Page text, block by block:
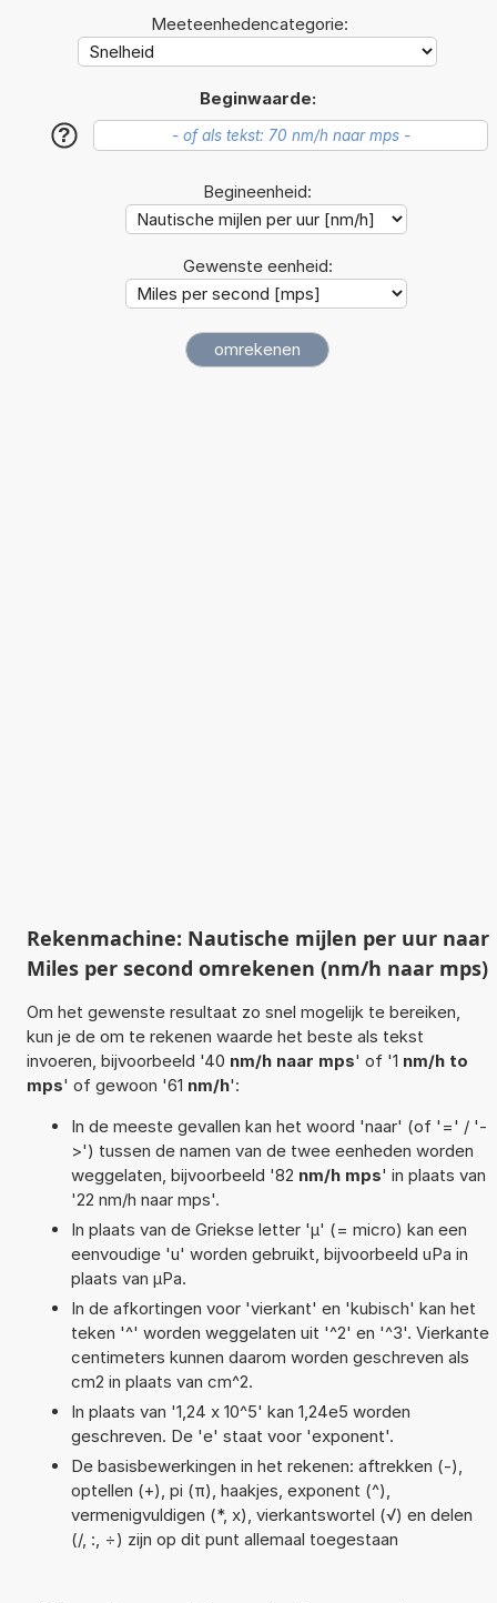
Meeteenhedencategorie:
Beginwaarde:
?
Begineenheid:
Gewenste eenheid:
Rekenmachine: Nautische mijlen per uur naar
Miles per second omrekenen (nm/h naar mps)
Om het gewenste resultaat zo snel mogelijk te bereiken,
kun je de om te rekenen waarde het beste als tekst
invoeren, bijvoorbeeld '40 nm/h naar mps' of '1 nm/h to
mps' of gewoon '61 nm/h':
In de meeste gevallen kan het woord 'naar' (of '=' / '-
>') tussen de namen van de twee eenheden worden
weggelaten, bijvoorbeeld '82 nm/h mps' in plaats van
'22 nm/h naar mps'.
In plaats van de Griekse letter 'µ' (= micro) kan een
eenvoudige 'u' worden gebruikt, bijvoorbeeld uPa in
plaats van µPa.
In de afkortingen voor 'vierkant' en 'kubisch' kan het
teken '^' worden weggelaten uit '^2' en '^3'. Vierkante
centimeters kunnen daarom worden geschreven als
cm2 in plaats van cm^2.
In plaats van '1,24 x 10^5' kan 1,24e5 worden
geschreven. De 'e' staat voor 'exponent'.
De basisbewerkingen in het rekenen: aftrekken (-),
optellen (+), pi (π), haakjes, exponent (^),
vermenigvuldigen (*, x), vierkantswortel (√) en delen
(/, :, ÷) zijn op dit punt allemaal toegestaan